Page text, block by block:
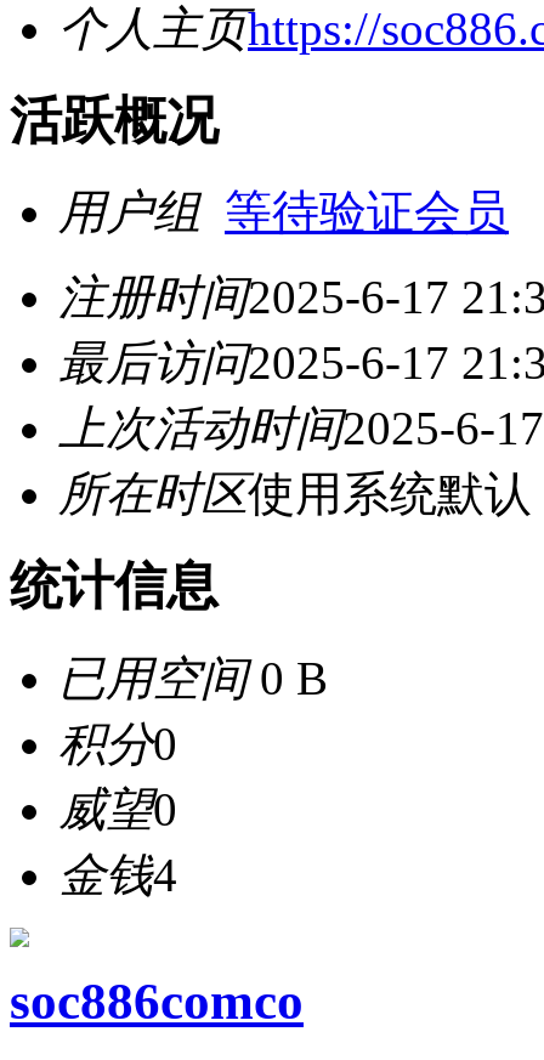
个人主页https://
活跃概况
用户组 等待验证会员
注册时间2025-6-17
最后访问2025-6-17
上次活动时间2025-6-
所在时区使用系统默认
统计信息
已用空间0 B
积分0
威望0
金钱4
soc886comco